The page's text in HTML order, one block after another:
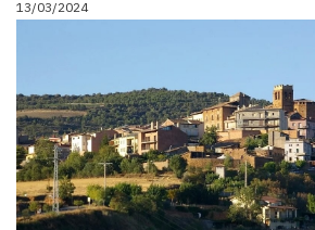
i
Esports
Mai
tant!
TV
i
mitjans
13/03/2024